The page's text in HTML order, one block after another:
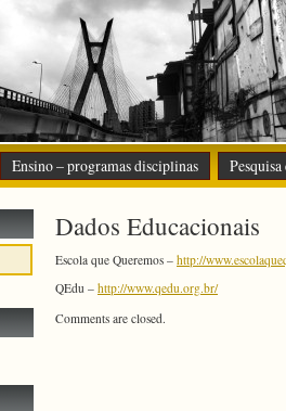
Ensino – programas disciplinas
Dados Educacionais
Escola que Queremos – http://
QEdu – http://www.qedu.org.br/
Comments are closed.